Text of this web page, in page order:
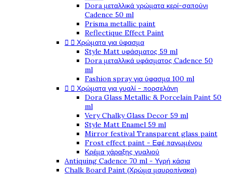
Dora μεταλλικά χρώματα κερί-σαπούνι
Cadence 50 ml
Prisma metallic paint
Reflectique Effect Paint
  Χρώματα για ύφασμα
Style Matt υφάσματος 59 ml
Dora μεταλλικά υφάσματος Cadence 50
ml
Fashion spray για ύφασμα 100 ml
  Χρώματα για γυαλί - πορσελάνη
Dora Glass Metallic & Porcelain Paint 50
ml
Very Chalky Glass Decor 59 ml
Style Matt Enamel 59 ml
Mirror festival Transparent glass paint
Frost effect paint - Εφέ παγωμένου
Κρέμα χάραξης γυαλιού
Antiquing Cadence 70 ml - Υγρή κάσια
Chalk Board Paint (Χρώμα μαυροπίνακα)